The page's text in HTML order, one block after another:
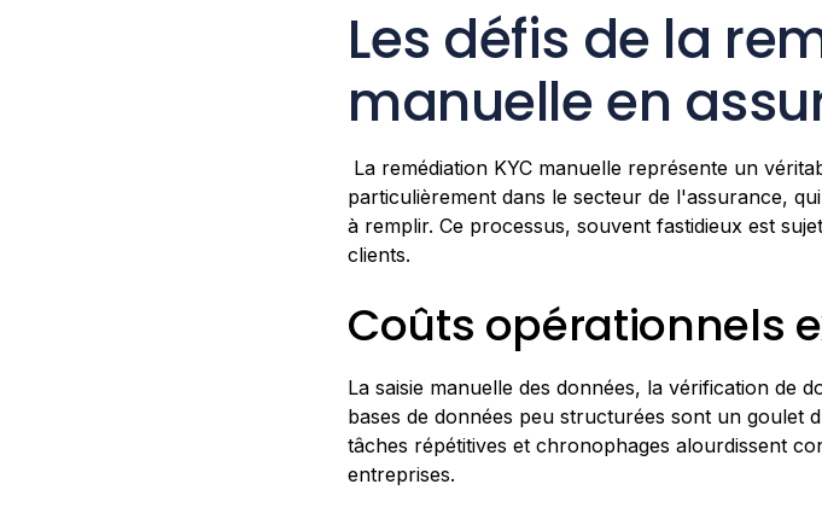
Les défis de la
manuelle en
La remédiation KYC manuelle représente un
particulièrement dans le secteur de l'assurance,
à remplir. Ce processus, souvent fastidieux est
clients.
Coûts opérationnels
La saisie manuelle des données, la vérification de
bases de données peu structurées sont un goulet
tâches répétitives et chronophages alourdissent
entreprises.